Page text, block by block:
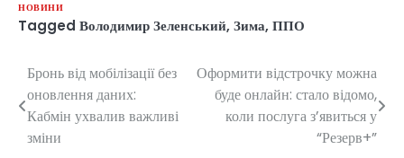
НОВИНИ
Tagged Володимир Зеленський, Зима, ППО
Навігація
записів
Бронь від мобілізації без
оновлення даних:
Кабмін ухвалив важливі
зміни
Оформити відстрочку можна
буде онлайн: стало відомо,
коли послуга з’явиться у
“Резерв+”